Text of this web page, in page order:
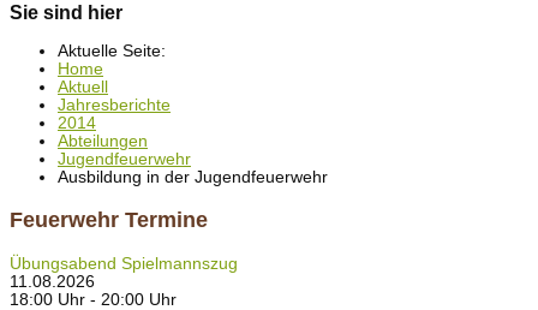
Sie sind hier
Aktuelle Seite:
Home
Aktuell
Jahresberichte
2014
Abteilungen
Jugendfeuerwehr
Ausbildung in der Jugendfeuerwehr
Feuerwehr Termine
Übungsabend Spielmannszug
11.08.2026
18:00 Uhr - 20:00 Uhr